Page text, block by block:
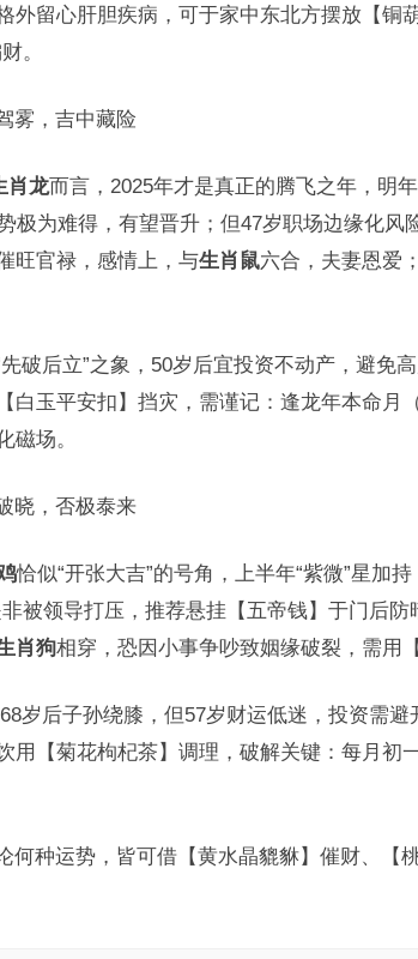
外留心肝胆疾病，可于家中东北方摆放【铜
。
雾，吉中藏险
肖龙而言，2025年才是真正的腾飞之年，明
极为难得，有望晋升；但47岁职场边缘化风
旺官禄，感情上，与生肖鼠六合，夫妻恩爱
破后立”之象，50岁后宜投资不动产，避免
白玉平安扣】挡灾，需谨记：逢龙年本命月
磁场。
晓，否极泰来
恰似“开张大吉”的号角，上半年“紫微”星加
被领导打压，推荐悬挂【五帝钱】于门后
肖狗相穿，恐因小事争吵致姻缘破裂，需用
岁后子孙绕膝，但57岁财运低迷，投资需
用【菊花枸杞茶】调理，破解关键：每月初
何种运势，皆可借【黄水晶貔貅】催财、【